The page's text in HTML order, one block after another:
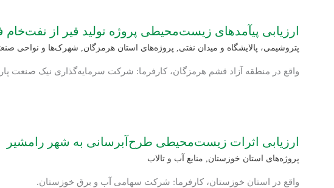
ارزیابی پی‏آمدهای زیست‌محیطی پروژه تولید قیر از
پتروشیمی، پالایشگاه و میدان نفتی, پروژه‌های استان هرمزگان, شهرک‌ها و نواحی
واقع در منطقه آزاد قشم هرمزگان، کارفرما: شرکت سرمایه‌گذاری نیک صنعت
ارزیابی اثرات زیست‌محیطی طرح‌آبرسانی به شهر رامشیر
پروژه‌های استان خوزستان, منابع آب و تالاب
واقع در استان خوزستان، کارفرما: شرکت سهامی آب و برق خوزستان.